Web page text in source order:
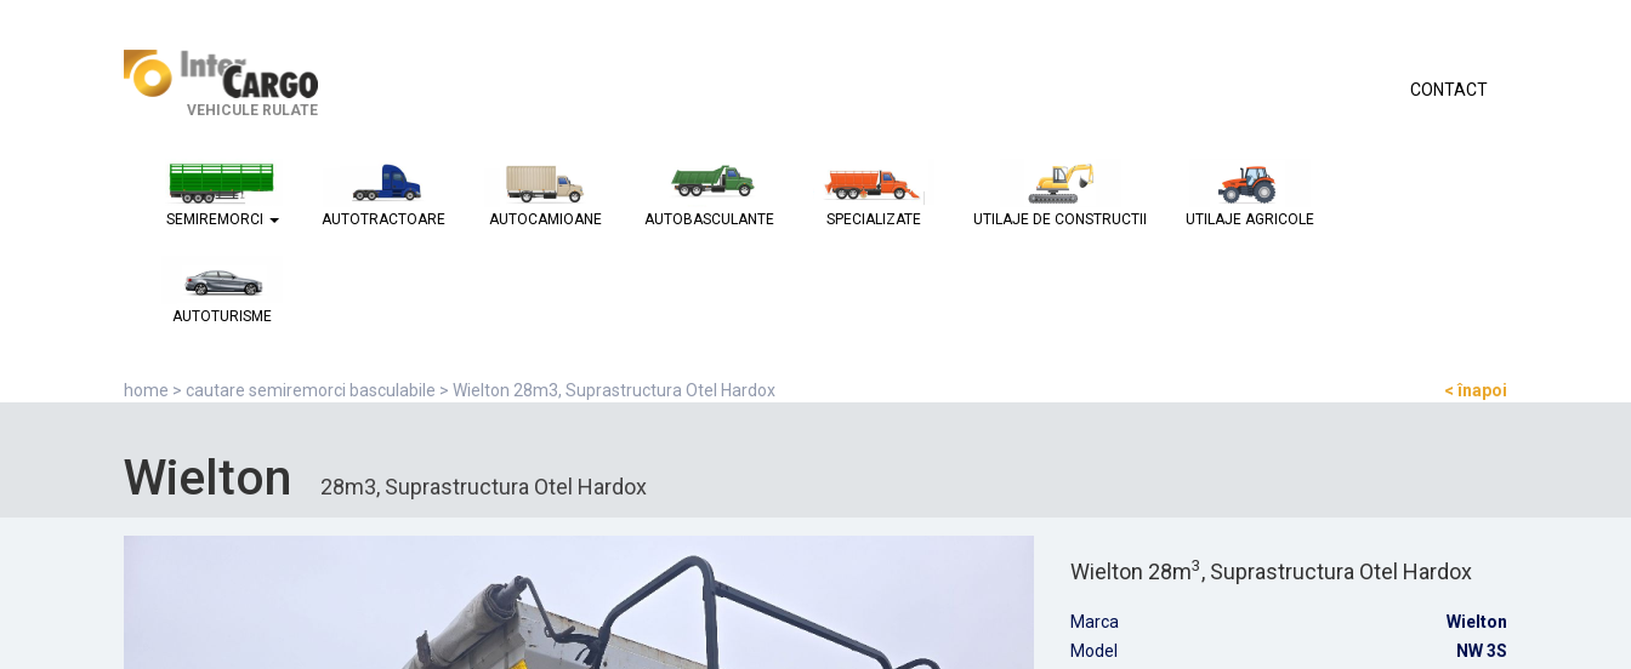
VEHICULE RULATE
CONTACT
SEMIREMORCI AUTOTRACTOARE AUTOCAMIOANE AUTOBASCULANTE SPECIALIZATE UTILAJE DE CONSTRUCTII UTILAJE AGRICOLE
AUTOTURISME
home > cautare semiremorci basculabile > Wielton 28m3, Suprastructura Otel Hardox < înapoi
Wielton 28m3, Suprastructura Otel Hardox
Wielton 28m3, Suprastructura Otel Hardox
Marca
Wielton
Model
NW 3S